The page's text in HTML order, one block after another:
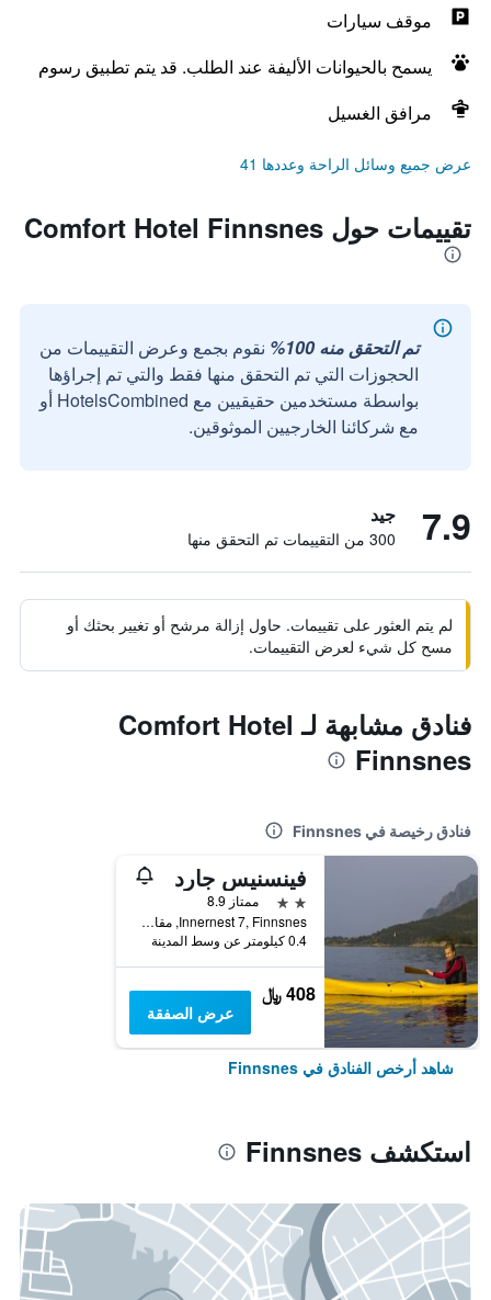
موقف سيارات
يسمح بالحيوانات الأليفة عند الطلب. قد يتم تطبيق رسوم
مرافق الغسيل
عرض جميع وسائل الراحة وعددها 41
تقييمات حول Comfort Hotel Finnsnes
تم التحقق منه 100%
نقوم بجمع وعرض التقييمات من
الحجوزات التي تم التحقق منها فقط والتي تم إجراؤها
بواسطة مستخدمين حقيقيين مع HotelsCombined أو
مع شركائنا الخارجيين الموثوقين.
7.9 جيد
300 من التقييمات تم التحقق منها
لم يتم العثور على تقييمات. حاول إزالة مرشح أو تغيير بحثك أو
مسح كل شيء لعرض التقييمات.
فنادق مشابهة لـ Comfort Hotel
Finnsnes
فنادق رخيصة في Finnsnes
فينسنيس جارد
2 نجمتين
ممتاز 8.9
Innernest 7, Finnsnes, مقاطعة ترومس, النرويج
0.4 كيلومتر عن وسط المدينة
408 ﷼
عرض الصفقة
شاهد أرخص الفنادق في Finnsnes
استكشف Finnsnes